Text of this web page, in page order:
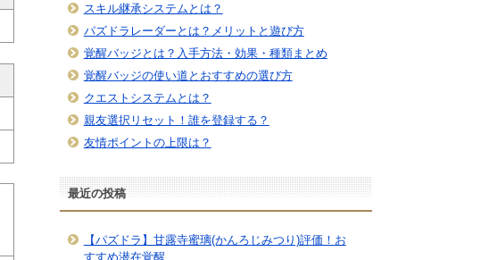
スキル継承システムとは？
パズドラレーダーとは？メリットと遊び方
覚醒バッジとは？入手方法・効果・種類まとめ
覚醒バッジの使い道とおすすめの選び方
クエストシステムとは？
親友選択リセット！誰を登録する？
友情ポイントの上限は？
最近の投稿
【パズドラ】甘露寺蜜璃(かんろじみつり)評価！お
すすめ潜在覚醒